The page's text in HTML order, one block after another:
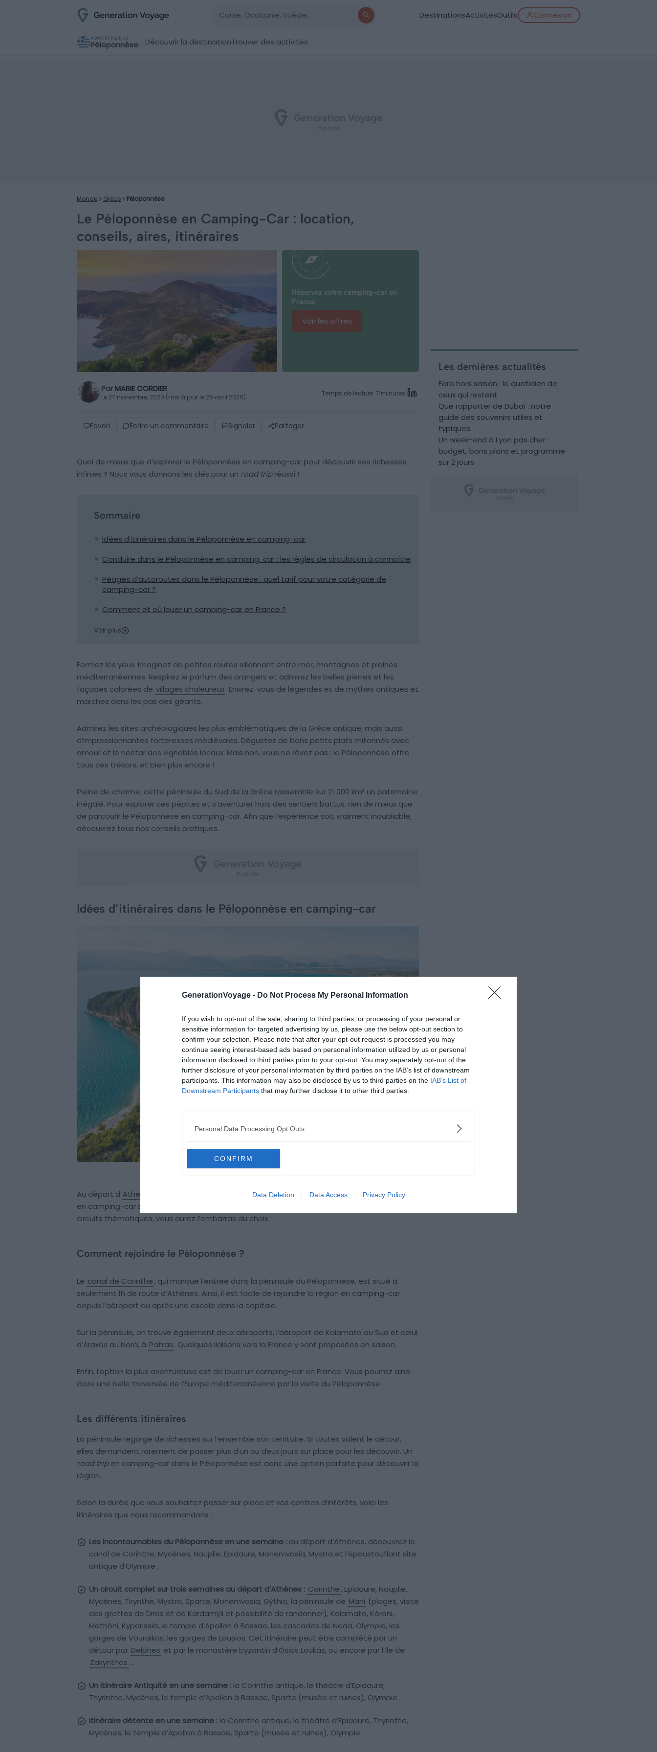
GenerationVoyage - Do Not Process My Personal Information
If you wish to opt-out of the sale, sharing to third parties, or processing of your personal or
sensitive information for targeted advertising by us, please use the below opt-out section to
confirm your selection. Please note that after your opt-out request is processed you may
continue seeing interest-based ads based on personal information utilized by us or personal
information disclosed to third parties prior to your opt-out. You may separately opt-out of the
further disclosure of your personal information by third parties on the IAB’s list of downstream
participants. This information may also be disclosed by us to third parties on the IAB’s List of
Downstream Participants that may further disclose it to other third parties.
Personal Data Processing Opt Outs
CONFIRM
Data Deletion Data Access Privacy Policy
DestinationsActivitésOutils Connexion
VOUS EXPLOREZ
Péloponnèse Découvrir la destinationTrouver des activités
Monde Grèce Péloponnèse
Le Péloponnèse en Camping-Car : location,
conseils, aires, itinéraires
Réservez votre camping-car en
France
Voir les offres
Par MARIE CORDIER
Le 27 novembre, 2020 (mis à jour le 26 avril 2025) Temps de lecture: 7 minutes
Favori Écrire un commentaire Signaler Partager
Quoi de mieux que d’explorer le Péloponnèse en camping-car pour découvrir ses richesses
infinies ? Nous vous donnons les clés pour un road tripréussi !
Sommaire
Idées d’itinéraires dans le Péloponnèse en camping-car
Conduire dans le Péloponnèse en camping-car : les règles de circulation à connaître
Péages d’autoroutes dans le Péloponnèse : quel tarif pour votre catégorie de
camping-car ?
Comment et où louer un camping-car en France ?
Voir plus
Fermez les yeux. Imaginez de petites routes sillonnant entre mer, montagnes et plaines
méditerranéennes. Respirez le parfum des orangers et admirez les belles pierres et les
façades colorées de villages chaleureux. Enivrez-vous de légendes et de mythes antiques et
marchez dans les pas des géants.
Admirez les sites archéologiques les plus emblématiques de la Grèce antique, mais aussi
d’impressionnantes forteresses médiévales. Dégustez de bons petits plats mitonnés avec
amour et le nectar des vignobles locaux. Mais non, vous ne rêvez pas : le Péloponnèse offre
tous ces trésors, et bien plus encore !
Pleine de charme, cette péninsule du Sud de la Grèce rassemble sur 21 000 km² un patrimoine
inégalé. Pour explorer ces pépites et s’aventurer hors des sentiers battus, rien de mieux que
de parcourir le Péloponnèse en camping-car. Afin que l’expérience soit vraiment inoubliable,
découvrez tous nos conseils pratiques.
Idées d’itinéraires dans le Péloponnèse en camping-car
Au départ d’Athènes
, les possibilités pour découvrir le Péloponnèse
en camping-car sont multiples. Découverte des incontournables, visite approfondie ou
circuits thématiques, vous aurez l’embarras du choix.
Comment rejoindre le Péloponnèse ?
Le canal de Corinthe, qui marque l’entrée dans la péninsule du Péloponnèse, est situé à
seulement 1h de route d’Athènes. Ainsi, il est facile de rejoindre la région en camping-car
depuis l’aéroport ou après une escale dans la capitale.
Sur la péninsule, on trouve également deux aéroports, l’aéroport de Kalamata au Sud et celui
d’Araxos au Nord, à Patras. Quelques liaisons vers la France y sont proposées en saison.
Enfin, l’option la plus aventureuse est de louer un camping-car en France. Vous pourrez ainsi
clore une belle traversée de l’Europe méditerranéenne par la visite du Péloponnèse.
Les différents itinéraires
La péninsule regorge de richesses sur l’ensemble son territoire. Si toutes valent le détour,
elles demandent rarement de passer plus d’un ou deux jours sur place pour les découvrir. Un
road tripen camping-car dans le Péloponnèse est donc une option parfaite pour découvrir la
région.
Selon la durée que vous souhaitez passer sur place et vos centres d’intérêts, voici les
itinéraires que nous recommandons :
Les incontournables du Péloponnèse en une semaine : au départ d’Athènes, découvrez le
canal de Corinthe, Mycènes, Nauplie, Epidaure, Monemvasia, Mystra et l’époustouflant site
antique d’Olympie ;
Un circuit complet sur trois semaines au départ d’Athènes : Corinthe, Epidaure, Nauplie,
Mycènes, Tirynthe, Mystra, Sparte, Monemvasia, Gýthio, la péninsule de Mani (plages, visite
des grottes de Diros et de Kardamýli et possibilité de randonner), Kalamata, Kóroni,
Methóni, Kyparissia, le temple d’Apollon à Bassae, les cascades de Neda, Olympie, les
gorges de Vouraikos, les gorges de Lousios. Cet itinéraire peut être complété par un
détour par Delphes et par le monastère byzantin d’Ósios Loukás, ou encore par l’île de
Zakynthos. ;
Un itinéraire Antiquité en une semaine : la Corinthe antique, le théâtre d’Epidaure,
Thyrinthe, Mycènes, le temple d’Apollon à Bassae, Sparte (musée et ruines), Olympie ;
Itinéraire détente en une semaine : la Corinthe antique, le théâtre d’Epidaure, Thyrinthe,
Mycènes, le temple d’Apollon à Bassae, Sparte (musée et ruines), Olympie ;
Les dernières actualités
Faro hors saison : le quotidien de
ceux qui restent
Que rapporter de Dubaï : notre
guide des souvenirs utiles et
typiques
Un week-end à Lyon pas cher :
budget, bons plans et programme
sur 2 jours